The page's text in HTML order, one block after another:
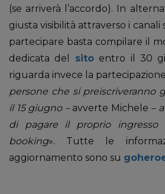
(se arriverà l’accordo). In
giusta visibilità attraverso i canali
partecipare basta compilare il
dedicata del sitoentro il 30
riguarda invece la
persone che si preiscriveranno
il 15 giugno – avverte Michele –
di pagare il proprio ingresso
booking». Tutte le
aggiornamento sono su